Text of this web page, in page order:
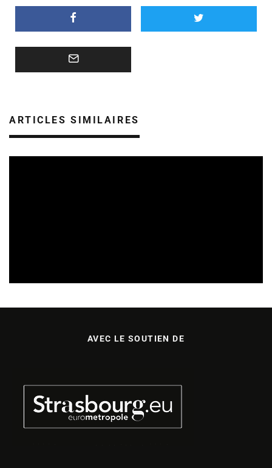
ARTICLES SIMILAIRES
AVEC LE SOUTIEN DE